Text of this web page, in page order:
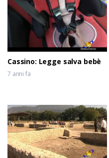
Cassino: Legge salva bebè
7 anni fa